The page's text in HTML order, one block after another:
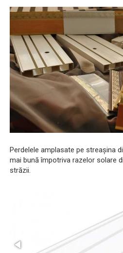
Perdelele amplasate pe streașina
mai bună împotriva razelor solare
străzii.